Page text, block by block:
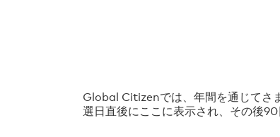
Global Citizenでは、年間を通じてさ
選日直後にここに表示され、その後90